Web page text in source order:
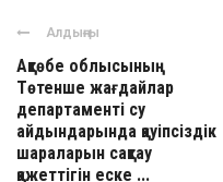
Алдыңғы
Ақтөбе облысының
Төтенше жағдайлар
департаменті су
айдындарында қауіпсіздік
шараларын сақтау
қажеттігін еске ...